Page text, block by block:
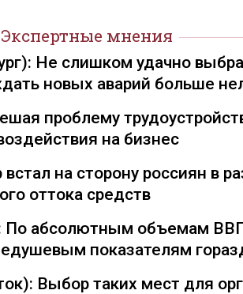
Экспертные мнения
Не слишком удачно
новых аварий больше
проблему
на бизнес
на сторону россиян в
оттока средств
абсолютным объемам
показателям
Выбор таких мест для